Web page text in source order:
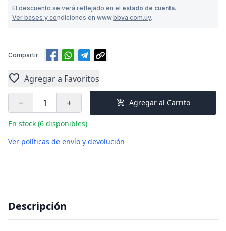
El descuento se verá reflejado en el estado de cuenta.
Ver bases y condiciones en www.bbva.com.uy.
Compartir:
favorite Agregar a Favoritos
remove add add_shopping_cart Agregar al Carrito
En stock (6 disponibles)
Ver políticas de envío y devolución
Descripción